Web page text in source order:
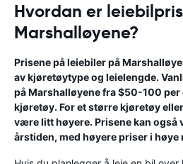
Hvordan er
Marshalløyene?
Prisene på leiebiler på
av kjøretøytype og leielengde.
på Marshalløyene fra $50-100 per
kjøretøy. For et større kjøretøy
være litt høyere. Prisene kan også
årstiden, med høyere priser i høye